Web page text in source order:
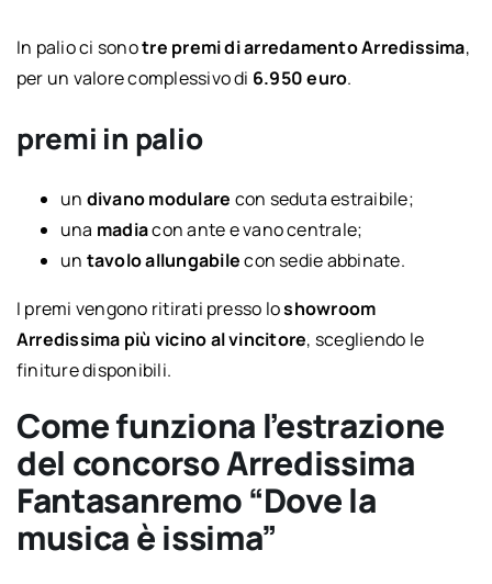
In palio ci sonotre premi di arredamento Arredissima,
per un valore complessivo di 6.950 euro.
premi in palio
un divano modulare con seduta estraibile;
una madiacon ante e vano centrale;
un tavolo allungabilecon sedie abbinate.
I premi vengono ritirati presso loshowroom
Arredissima più vicino al vincitore, scegliendo le
finiture disponibili.
Come funziona l’estrazione
del concorso Arredissima
Fantasanremo “Dove la
musica è issima”